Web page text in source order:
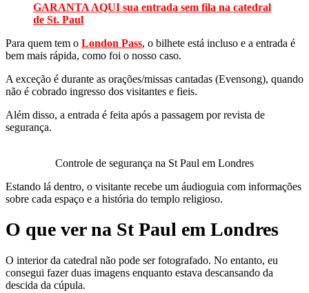
GARANTA AQUI sua entrada sem fila na catedral
de St. Paul
Para quem tem o London Pass, o bilhete está incluso e a entrada é
bem mais rápida, como foi o nosso caso.
A exceção é durante as orações/missas cantadas (Evensong), quando
não é cobrado ingresso dos visitantes e fieis.
Além disso, a entrada é feita após a passagem por revista de
segurança.
Controle de segurança na St Paul em Londres
Estando lá dentro, o visitante recebe um áudioguia com informações
sobre cada espaço e a história do templo religioso.
O que ver na St Paul em Londres
O interior da catedral não pode ser fotografado. No entanto, eu
consegui fazer duas imagens enquanto estava descansando da
descida da cúpula.